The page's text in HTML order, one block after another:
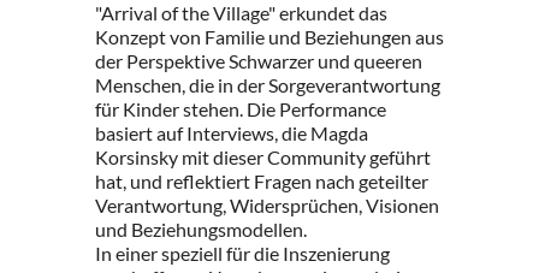
"Arrival of the Village" erkundet das
Konzept von Familie und Beziehungen aus
der Perspektive Schwarzer und queeren
Menschen, die in der Sorgeverantwortung
für Kinder stehen. Die Performance
basiert auf Interviews, die Magda
Korsinsky mit dieser Community geführt
hat, und reflektiert Fragen nach geteilter
Verantwortung, Widersprüchen, Visionen
und Beziehungsmodellen.
In einer speziell für die Inszenierung